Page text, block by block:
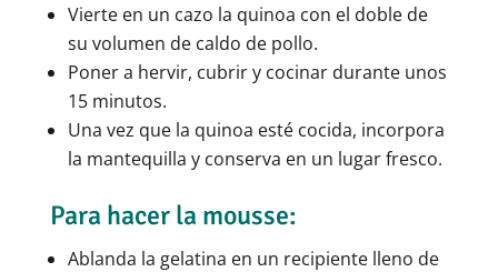
Vierte en un cazo la quinoa con el doble de
su volumen de caldo de pollo.
Poner a hervir, cubrir y cocinar durante unos
15 minutos.
Una vez que la quinoa esté cocida, incorpora
la mantequilla y conserva en un lugar fresco.
Para hacer la mousse:
Ablanda la gelatina en un recipiente lleno de